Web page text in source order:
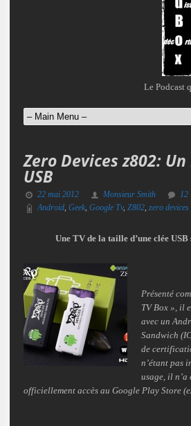
Le Podcast
Zero Devices z802:
USB
22 mai 2012 Monsieur Smith
12
Android, Geek, Google Tv, Z802, zero devices
Une TV de la taille d’une clée
Présenté
TV Box », il
avec un
Sandwich
de
n’étant pas
usage, il n’a
officiellement accès au Google Play Store